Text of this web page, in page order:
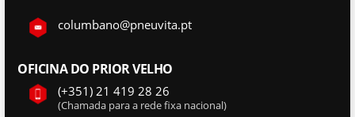
columbano@pneuvita.pt
OFICINA DO PRIOR VELHO
(+351) 21 419 28 26
(Chamada para a rede fixa nacional)